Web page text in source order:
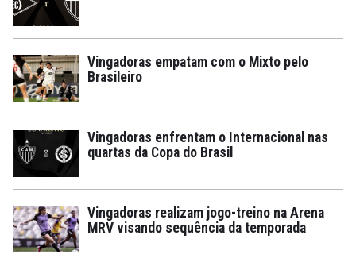
Vingadoras empatam com o Mixto pelo
Brasileiro
Vingadoras enfrentam o Internacional nas
quartas da Copa do Brasil
Vingadoras realizam jogo-treino na Arena
MRV visando sequência da temporada